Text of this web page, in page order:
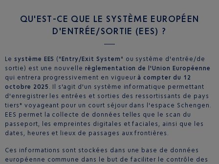
QU'EST-CE QUE LE SYSTÈME EUROPÉEN
D'ENTRÉE/SORTIE (EES) ?
Le système EES ("Entry/Exit System " ou système d'entrée/de
sortie) est une nouvellerèglementation de l'Union Européenne
qui entrera progressivement en vigueur à compter du 12
octobre 2025 . Il s'agit d'un système informatique permettant
d'enregistrer les entrées et sorties des ressortissants de pays
tiers* voyageant pour un court séjour dans l'espace Schengen.
EES permet la collecte de données telles que le scan du
passeport, les empreintes digitales et faciales, ainsi que les
dates, heures et lieux de passages aux frontières.
Ces informations sont stockées dans une base de données
européenne commune dans le but de faciliter le contrôle des